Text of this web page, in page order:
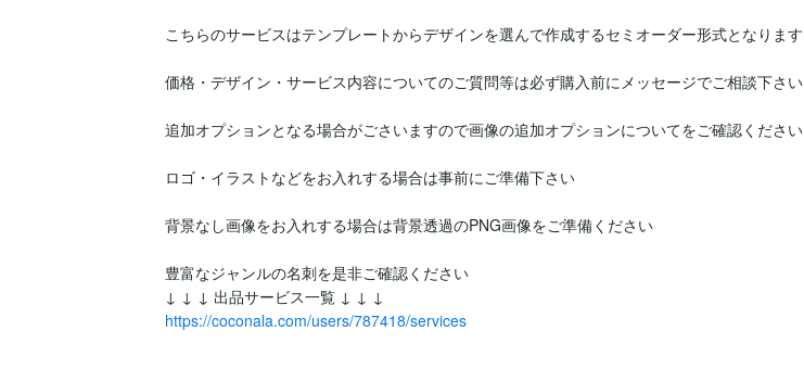
こちらのサービスはテンプレートからデザインを選んで作成するセミオーダー形式となります
価格・デザイン・サービス内容についてのご質問等は必ず購入前にメッセージでご相談下さい
追加オプションとなる場合がごさいますので画像の追加オプションについてをご確認ください
ロゴ・イラストなどをお入れする場合は事前にご準備下さい
背景なし画像をお入れする場合は背景透過のPNG画像をご準備ください
豊富なジャンルの名刺を是非ご確認ください
https://coconala.com/users/787418/services